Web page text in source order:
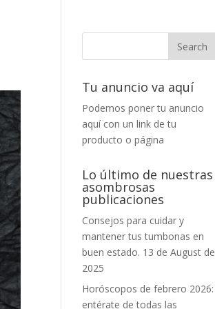
Tu anuncio va aquí
Podemos poner tu anuncio
aquí con un link de tu
producto o página
Lo último de nuestras
asombrosas
publicaciones
Consejos para cuidar y
mantener tus tumbonas en
buen estado. 13 de August de
2025
Horóscopos de febrero 2026:
entérate de todas las